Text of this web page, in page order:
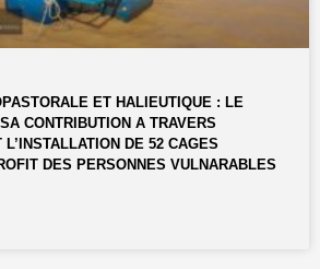
ET HALIEUTIQUE : LE
CONTRIBUTION A TRAVERS
L’INSTALLATION DE 52 CAGES
DES PERSONNES VULNARABLES